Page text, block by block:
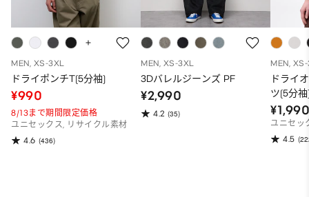
MEN, XS-3XL
ドライポンチT(5分袖)
¥990
8/13まで期間限定価格
ユニセックス, リサイクル素材
4.6 (436)
MEN, XS-3XL
3Dバレルジーンズ PF
¥2,990
4.2 (35)
MEN,
ドライ
ツ(5分
ユニセッ
4.5